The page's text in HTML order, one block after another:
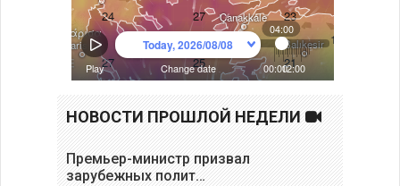
НОВОСТИ ПРОШЛОЙ НЕДЕЛИ
Премьер-министр призвал
зарубежных полит…